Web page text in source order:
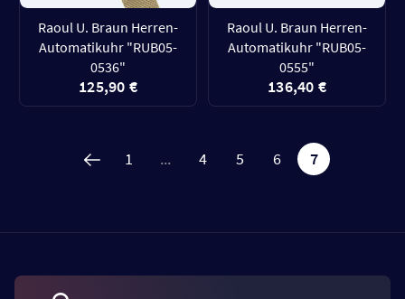
Raoul U. Braun Herren-
Automatikuhr "RUB05-
0536"
125,90 €
Raoul U. Braun Herren-
Automatikuhr "RUB05-
0555"
136,40 €
1 ... 4 5 6 7